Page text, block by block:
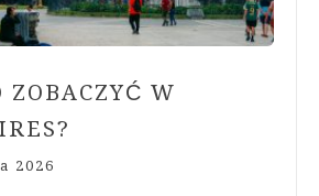
ZOBACZYĆ W
2026